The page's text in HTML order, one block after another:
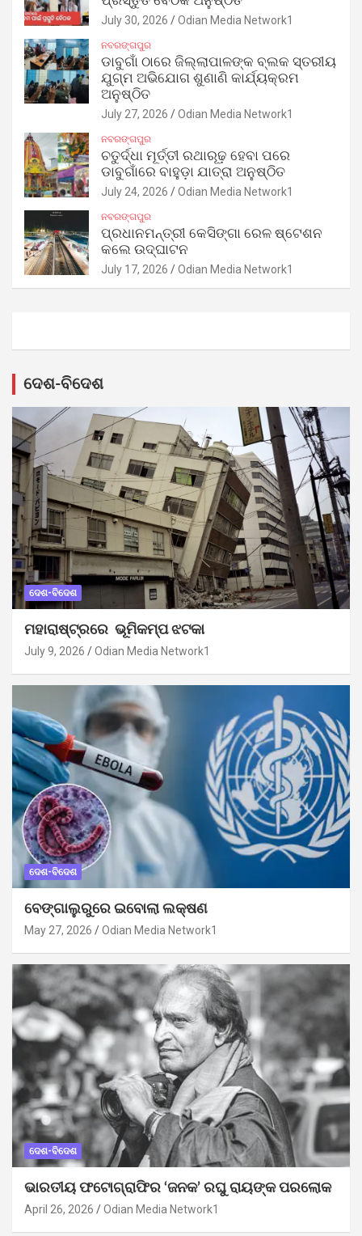
July 30, 2026 Odian Media Network1
ନବରଙ୍ଗପୁର
ଡାବୁଗାଁ ଠାରେ ଜିଲ୍ଲାପାଳଙ୍କ ବ୍ଲକ ସ୍ତରୀୟ
ଯୁଗ୍ମ ଅଭିଯୋଗ ଶୁଣାଣି କାର୍ଯ୍ୟକ୍ରମ
ଅନୁଷ୍ଠିତ
July 27, 2026 Odian Media Network1
ନବରଙ୍ଗପୁର
ଚତୁର୍ଦ୍ଧା ମୂର୍ତ୍ତୀ ରଥାରୂଢ଼ ହେବା ପରେ
ଡାବୁଗାଁରେ ବାହୁଡ଼ା ଯାତ୍ରା ଅନୁଷ୍ଠିତ
July 24, 2026 Odian Media Network1
ନବରଙ୍ଗପୁର
ପ୍ରଧାନମନ୍ତ୍ରୀ କେସିଙ୍ଗା ରେଳ ଷ୍ଟେଶନ
କଲେ ଉଦ୍‌ଘାଟନ
July 17, 2026 Odian Media Network1
ଦେଶ-ବିଦେଶ
ଦେଶ-ବିଦେଶ
ମହାରାଷ୍ଟ୍ରରେ ଭୂମିକମ୍ପ ଝଟକା
July 9, 2026 Odian Media Network1
ଦେଶ-ବିଦେଶ
ବେଙ୍ଗାଲୁରୁରେ ଇବୋଲା ଲକ୍ଷଣ
May 27, 2026 Odian Media Network1
ଦେଶ-ବିଦେଶ
ଭାରତୀୟ ଫଟୋଗ୍ରାଫିର ‘ଜନକ’ ରଘୁ ରାୟଙ୍କ ପରଲୋକ
April 26, 2026 Odian Media Network1